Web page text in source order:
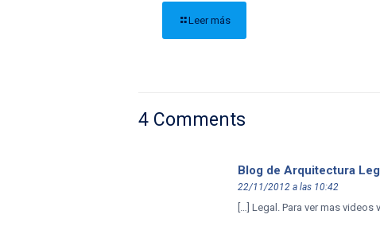
Leer más
4 Comments
Blog de Arquitectura
22/11/2012 a las 10:42
[…] Legal. Para ver mas